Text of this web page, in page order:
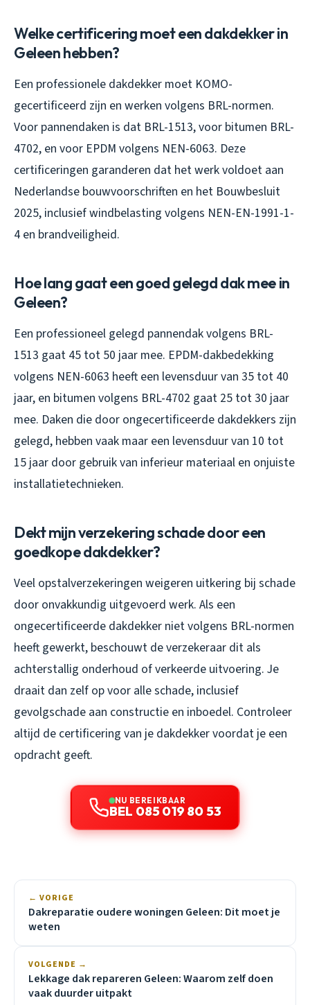
Welke certificering moet een dakdekker in
Geleen hebben?
Een professionele dakdekker moet KOMO-
gecertificeerd zijn en werken volgens BRL-normen.
Voor pannendaken is dat BRL-1513, voor bitumen BRL-
4702, en voor EPDM volgens NEN-6063. Deze
certificeringen garanderen dat het werk voldoet aan
Nederlandse bouwvoorschriften en het Bouwbesluit
2025, inclusief windbelasting volgens NEN-EN-1991-1-
4 en brandveiligheid.
Hoe lang gaat een goed gelegd dak mee in
Geleen?
Een professioneel gelegd pannendak volgens BRL-
1513 gaat 45 tot 50 jaar mee. EPDM-dakbedekking
volgens NEN-6063 heeft een levensduur van 35 tot 40
jaar, en bitumen volgens BRL-4702 gaat 25 tot 30 jaar
mee. Daken die door ongecertificeerde dakdekkers zijn
gelegd, hebben vaak maar een levensduur van 10 tot
15 jaar door gebruik van inferieur materiaal en onjuiste
installatietechnieken.
Dekt mijn verzekering schade door een
goedkope dakdekker?
Veel opstalverzekeringen weigeren uitkering bij schade
door onvakkundig uitgevoerd werk. Als een
ongecertificeerde dakdekker niet volgens BRL-normen
heeft gewerkt, beschouwt de verzekeraar dit als
achterstallig onderhoud of verkeerde uitvoering. Je
draait dan zelf op voor alle schade, inclusief
gevolgschade aan constructie en inboedel. Controleer
altijd de certificering van je dakdekker voordat je een
opdracht geeft.
NU BEREIKBAAR
BEL 085 019 80 53
← VORIGE
Dakreparatie oudere woningen Geleen: Dit moet je
weten
VOLGENDE →
Lekkage dak repareren Geleen: Waarom zelf doen
vaak duurder uitpakt